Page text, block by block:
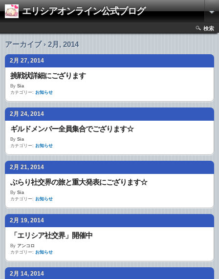
エリシアオンライン公式ブログ
検索
アーカイブ › 2月, 2014
2月 27, 2014
挑戦状詳細にござります
By Sia
カテゴリー: お知らせ
2月 24, 2014
ギルドメンバー全員集合でござります☆
By Sia
カテゴリー: お知らせ
2月 21, 2014
ぶらり社交界の旅と重大発表にござります☆
By Sia
カテゴリー: お知らせ
2月 19, 2014
「エリシア社交界」開催中
By アンコロ
カテゴリー: お知らせ
2月 14, 2014